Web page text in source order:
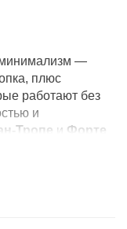
—
плюс
работают без
и
Тропе и Форте
курортов.